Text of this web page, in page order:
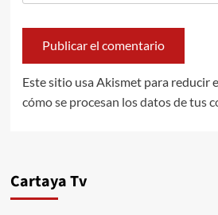
Este sitio usa Akismet para reducir
cómo se procesan los datos de tus
Cartaya Tv